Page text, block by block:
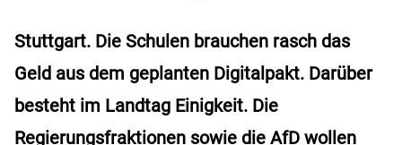
Stuttgart. Die Schulen brauchen rasch das
Geld aus dem geplanten Digitalpakt. Darüber
besteht im Landtag Einigkeit. Die
Regierungsfraktionen sowie die AfD wollen